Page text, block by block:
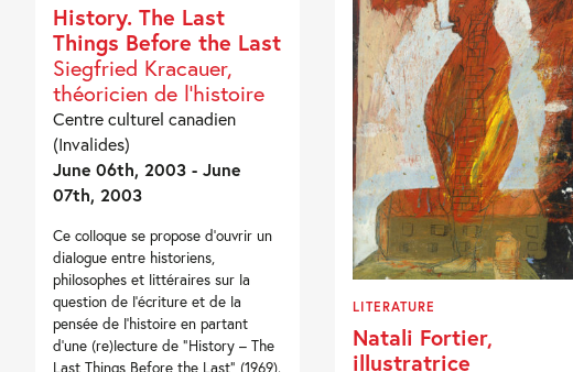
History. The Last
Things Before the Last
Siegfried Kracauer,
théoricien de l'histoire
Centre culturel canadien
(Invalides)
June 06th, 2003 - June
07th, 2003
Ce colloque se propose d’ouvrir un
dialogue entre historiens,
philosophes et littéraires sur la
question de l’écriture et de la
pensée de l’histoire en partant
d’une (re)lecture de “History – The
Last Things Before the Last” (1969).
LITERATURE
Natali Fortier,
illustratrice